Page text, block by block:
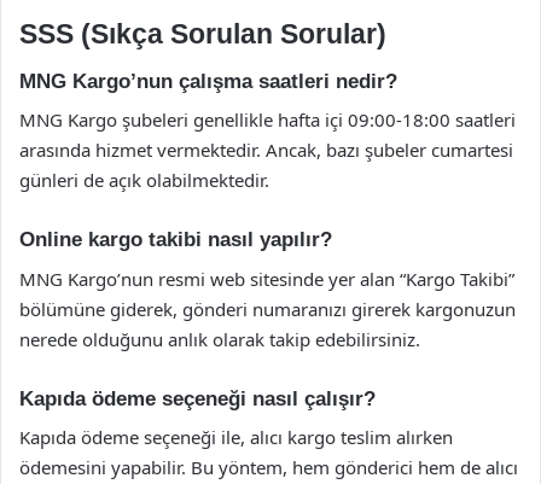
SSS (Sıkça Sorulan Sorular)
MNG Kargo’nun çalışma saatleri nedir?
MNG Kargo şubeleri genellikle hafta içi 09:00-18:00 saatleri
arasında hizmet vermektedir. Ancak, bazı şubeler cumartesi
günleri de açık olabilmektedir.
Online kargo takibi nasıl yapılır?
MNG Kargo’nun resmi web sitesinde yer alan “Kargo Takibi”
bölümüne giderek, gönderi numaranızı girerek kargonuzun
nerede olduğunu anlık olarak takip edebilirsiniz.
Kapıda ödeme seçeneği nasıl çalışır?
Kapıda ödeme seçeneği ile, alıcı kargo teslim alırken
ödemesini yapabilir. Bu yöntem, hem gönderici hem de alıcı